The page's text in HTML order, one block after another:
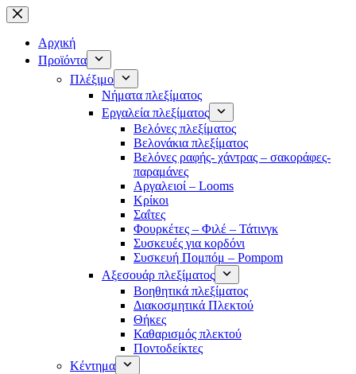
Μετάβαση
στο
περιεχόμενο
Αρχική
Προϊόντα
Πλέξιμο
Νήματα πλεξίματος
Εργαλεία πλεξίματος
Βελόνες πλεξίματος
Βελονάκια πλεξίματος
Βελόνες ραφής- χάντρας – σακοράφες-
παραμάνες
Αργαλειοί – Looms
Κρίκοι
Σαΐτες
Φουρκέτες – Φιλέ – Τάτινγκ
Συσκευές για κορδόνι
Συσκευή Πομπόμ – Pompom
Αξεσουάρ πλεξίματος
Βοηθητικά πλεξίματος
Διακοσμητικά Πλεκτού
Θήκες
Καθαρισμός πλεκτού
Ποντοδείκτες
Κέντημα